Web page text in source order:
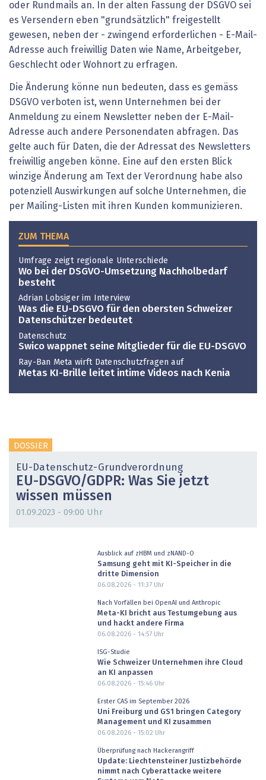
oder Rundmails an. In der alten Fassung der DSGVO sei
es Versendern eben "grundsätzlich" freigestellt
gewesen, neben der - zwingend erforderlichen - E-Mail-
Adresse auch freiwillig Daten wie Name, Arbeitgeber,
Geschlecht oder Wohnort zu erfragen.
Die Änderung könne nun bedeuten, dass es gemäss
DSGVO verboten ist, wenn Unternehmen bei der
Anmeldung zu einem Newsletter neben der E-Mail-
Adresse auch andere Personendaten abfragen. Das
gelte auch für Daten, die der Adressat des Newsletters
freiwillig angeben könne. Eine auf den ersten Blick
winzige Änderung am Text der Verordnung habe also
potenziell Auswirkungen auf solche Unternehmen, die
per Mailing-Listen mit ihren Kunden kommunizieren.
ZUM THEMA
Umfrage zeigt regionale Unterschiede
Wo bei der DSGVO-Umsetzung Nachholbedarf
besteht
Adrian Lobsiger im Interview
Was die EU-DSGVO für den obersten Schweizer
Datenschützer bedeutet
Datenschutz
Swico wappnet seine Mitglieder für die EU-DSGVO
Ray-Ban Meta wirft Datenschutzfragen auf
Metas KI-Brille leitet intime Videos nach Kenia
DOSSIER
EU-Datenschutz-Grundverordnung
EU-DSGVO/GDPR: Was Sie jetzt
wissen müssen
01.09.2023 - 09:00 Uhr
Ausblick auf zHBM und zNAND-O
Samsung geht mit KI-Speicher in die
dritte Dimension
06.08.2026 - 11:37Uhr
Nach Vorfällen bei OpenAI und Anthropic
Meta-KI bricht aus Testumgebung aus
und hackt andere Firma
06.08.2026 - 14:57Uhr
ISG-Studie
Wie Schweizer Unternehmen ihre Cloud
an KI anpassen
06.08.2026 - 15:46Uhr
Erster CAS im September 2026
Uni Freiburg und GS1 bringen Category
Management und KI zusammen
06.08.2026 - 15:02 Uhr
Überprüfung nach Hackerangriff
Update: Liechtensteiner Justizbehörde
nimmt nach Cyberattacke weitere